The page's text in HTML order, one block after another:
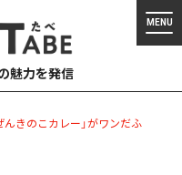
魅力を発信
んきのこカレー」がワンだふ